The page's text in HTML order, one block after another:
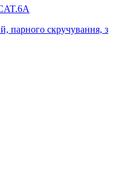
парного скручування, з